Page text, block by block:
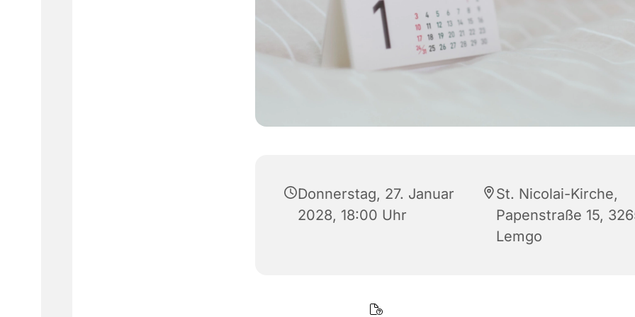
Donnerstag, 27. Januar
2028, 18:00 Uhr
St. Nicolai-Kirche,
Papenstraße 15,
Lemgo